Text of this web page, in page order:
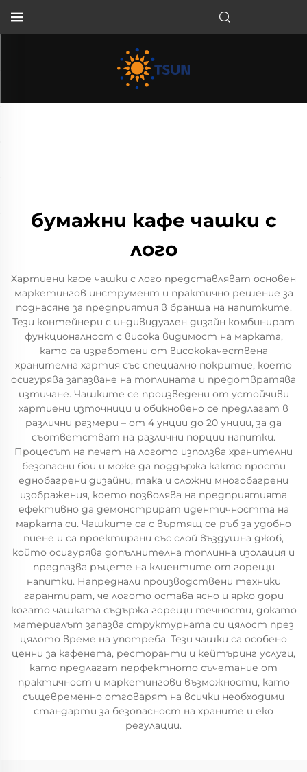
бумажни кафе чашки с
лого
Хартиени кафе чашки с лого представляват основен
маркетингов инструмент и практично решение за
поднасяне за предприятия в бранша на напитките.
Тези контейнери с индивидуален дизайн комбинират
функционалност с висока видимост на марката,
като са изработени от висококачествена
хранителна хартия със специално покритие, което
осигурява запазване на топлината и предотвратява
изтичане. Чашките се произведени от устойчиви
хартиени източници и обикновено се предлагат в
различни размери – от 4 унции до 20 унции, за да
съответстват на различни порции напитки.
Процесът на печат на логото използва хранителни
безопасни бои и може да поддържа както прости
еднобагрени дизайни, така и сложни многобагрени
изображения, което позволява на предприятията
ефективно да демонстрират идентичността на
марката си. Чашките са с въртящ се ръб за удобно
пиене и са проектирани със слой въздушна джоб,
който осигурява допълнителна топлинна изолация и
предпазва ръцете на клиентите от горещи
напитки. Напреднали производствени техники
гарантират, че логото остава ясно и ярко дори
когато чашката съдържа горещи течности, докато
материалът запазва структурната си цялост през
цялото време на употреба. Тези чашки са особено
ценни за кафенета, ресторанти и кейтъринг услуги,
като предлагат перфектното съчетание от
практичност и маркетингови възможности, като
същевременно отговарят на всички необходими
стандарти за безопасност на храните и еко
регулации.